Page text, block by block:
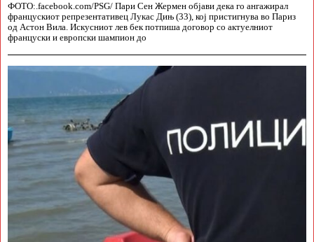
ФОТО:.facebook.com/PSG/ Пари Сен Жермен објави дека го ангажирал
францускиот репрезентативец Лукас Дињ (33), кој пристигнува во Париз
од Астон Вила. Искусниот лев бек потпиша договор со актуелниот
француски и европски шампион до